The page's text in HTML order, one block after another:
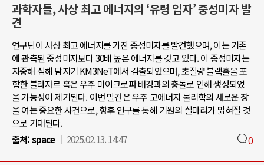
과학자들, 사상 최고 에너지의 ‘유령 입자’ 중성미자 발
견
연구팀이 사상 최고 에너지를 가진 중성미자를 발견했으며, 이는 기존
에 관측된 중성미자보다 30배 높은 에너지를 갖고 있다. 이 중성미자는
지중해 심해 탐지기 KM3NeT에서 검출되었으며, 초질량 블랙홀을 포
함한 블라자르 혹은 우주 마이크로파 배경과의 충돌로 인해 생성되었
을 가능성이 제기된다. 이번 발견은 우주 고에너지 물리학의 새로운 장
을 여는 중요한 사건으로, 향후 연구를 통해 기원의 실마리가 밝혀질 것
으로 기대된다.
출처:space 2025.02.13. 14:47 0